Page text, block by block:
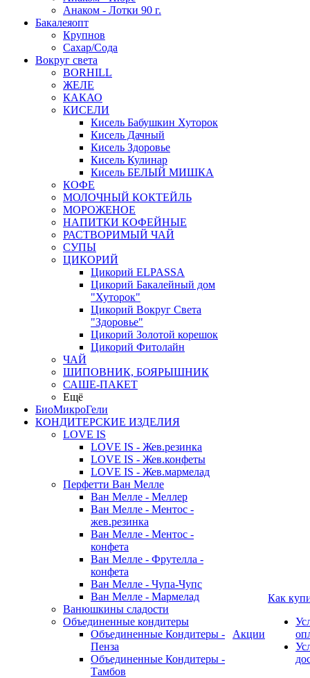
Анаком - Лотки 90 г.
Бакалеяопт
Крупнов
Сахар/Сода
Вокруг света
BORHILL
ЖЕЛЕ
КАКАО
КИСЕЛИ
Кисель Бабушкин Хуторок
Кисель Дачный
Кисель Здоровье
Кисель Кулинар
Кисель БЕЛЫЙ МИШКА
КОФЕ
МОЛОЧНЫЙ КОКТЕЙЛЬ
МОРОЖЕНОЕ
НАПИТКИ КОФЕЙНЫЕ
РАСТВОРИМЫЙ ЧАЙ
СУПЫ
ЦИКОРИЙ
Цикорий ELPASSA
Цикорий Бакалейный дом
"Хуторок"
Цикорий Вокруг Света
"Здоровье"
Цикорий Золотой корешок
Цикорий Фитолайн
ЧАЙ
ШИПОВНИК, БОЯРЫШНИК
САШЕ-ПАКЕТ
Ещё
БиоМикроГели
КОНДИТЕРСКИЕ ИЗДЕЛИЯ
LOVE IS
LOVE IS - Жев.резинка
LOVE IS - Жев.конфеты
LOVE IS - Жев.мармелад
Перфетти Ван Мелле
Ван Мелле - Меллер
Ван Мелле - Ментос -
жев.резинка
Ван Мелле - Ментос -
конфета
Ван Мелле - Фрутелла -
конфета
Ван Мелле - Чупа-Чупс
Ван Мелле - Мармелад
Ванюшкины сладости
Объединенные кондитеры
Объединенные Кондитеры -
Пенза
Объединенные Кондитеры -
Тамбов
Акции
Как